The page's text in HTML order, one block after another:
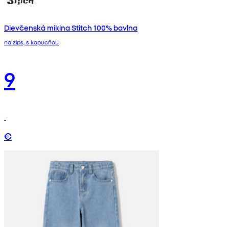
Dievčenská mikina Stitch 100% bavlna
na zips, s kapucňou
9
€